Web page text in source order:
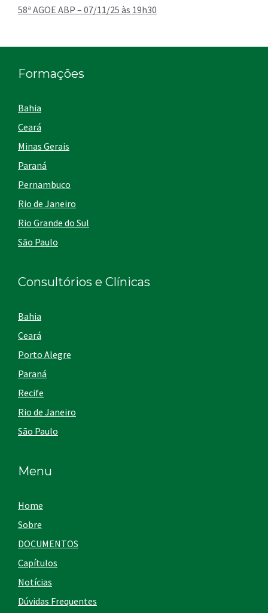
58ª AGOE ABP – 07/11/25 às 19h30
Formações
Bahia
Ceará
Minas Gerais
Paraná
Pernambuco
Rio de Janeiro
Rio Grande do Sul
São Paulo
Consultórios e Clínicas
Bahia
Ceará
Porto Alegre
Paraná
Recife
Rio de Janeiro
São Paulo
Menu
Home
Sobre
DOCUMENTOS
Capítulos
Notícias
Dúvidas Frequentes